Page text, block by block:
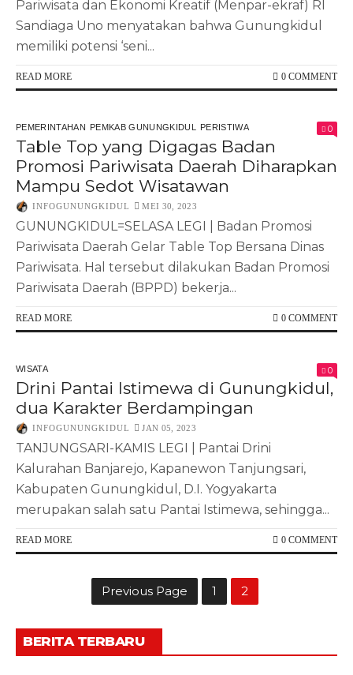
Pariwisata dan Ekonomi Kreatif (Menpar-ekraf) RI
Sandiaga Uno menyatakan bahwa Gunungkidul
memiliki potensi ‘seni...
READ MORE 0 COMMENT
PEMERINTAHAN PEMKAB GUNUNGKIDUL PERISTIWA 0
Table Top yang Digagas Badan
Promosi Pariwisata Daerah Diharapkan
Mampu Sedot Wisatawan
INFOGUNUNGKIDUL MEI 30, 2023
GUNUNGKIDUL=SELASA LEGI | Badan Promosi
Pariwisata Daerah Gelar Table Top Bersana Dinas
Pariwisata. Hal tersebut dilakukan Badan Promosi
Pariwisata Daerah (BPPD) bekerja...
READ MORE 0 COMMENT
WISATA 0
Drini Pantai Istimewa di Gunungkidul,
dua Karakter Berdampingan
INFOGUNUNGKIDUL JAN 05, 2023
TANJUNGSARI-KAMIS LEGI | Pantai Drini
Kalurahan Banjarejo, Kapanewon Tanjungsari,
Kabupaten Gunungkidul, D.I. Yogyakarta
merupakan salah satu Pantai Istimewa, sehingga...
READ MORE 0 COMMENT
Previous Page 1 2
BERITA TERBARU